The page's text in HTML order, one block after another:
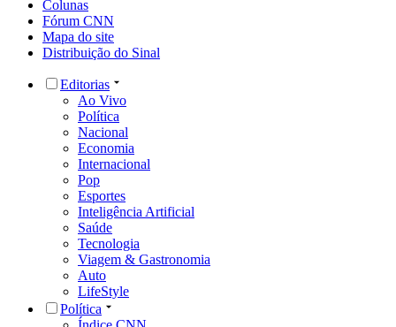
Colunas
Fórum CNN
Mapa do site
Distribuição do Sinal
Editorias
Ao Vivo
Política
Nacional
Economia
Internacional
Pop
Esportes
Inteligência Artificial
Saúde
Tecnologia
Viagem & Gastronomia
Auto
LifeStyle
Política